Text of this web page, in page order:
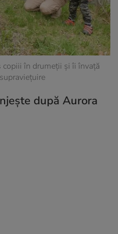
copiii în drumeții și îi învață
după Aurora